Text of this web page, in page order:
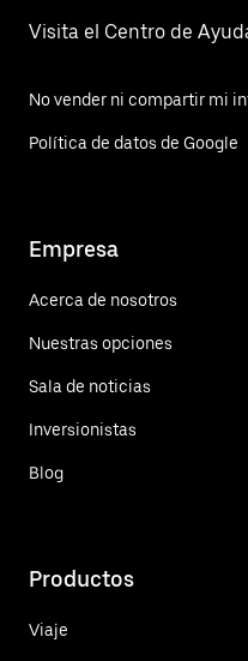
Visita el Centro de
No vender ni compartir mi
Política de datos de Google
Empresa
Acerca de nosotros
Nuestras opciones
Sala de noticias
Inversionistas
Blog
Productos
Viaje